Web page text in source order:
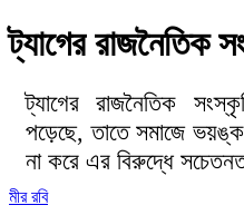
ট্যাগের রাজনৈতিক
ট্যাগের রাজনৈতিক
পড়েছে, তাতে সমাজে
না করে এর বিরুদ্ধে
মীর রবি